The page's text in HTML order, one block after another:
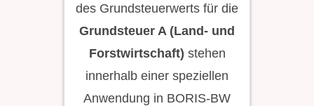
des Grundsteuerwerts für die
Grundsteuer A (Land- und
Forstwirtschaft) stehen
innerhalb einer speziellen
Anwendung in BORIS-BW